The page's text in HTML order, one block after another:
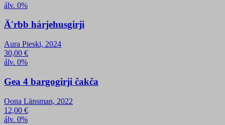
álv. 0%
Äʹrbb hárjehusgirji
Aura Pieski, 2024
30,00 €
álv. 0%
Gea 4 bargogirji čakča
Oona Länsman, 2022
12,00 €
álv. 0%